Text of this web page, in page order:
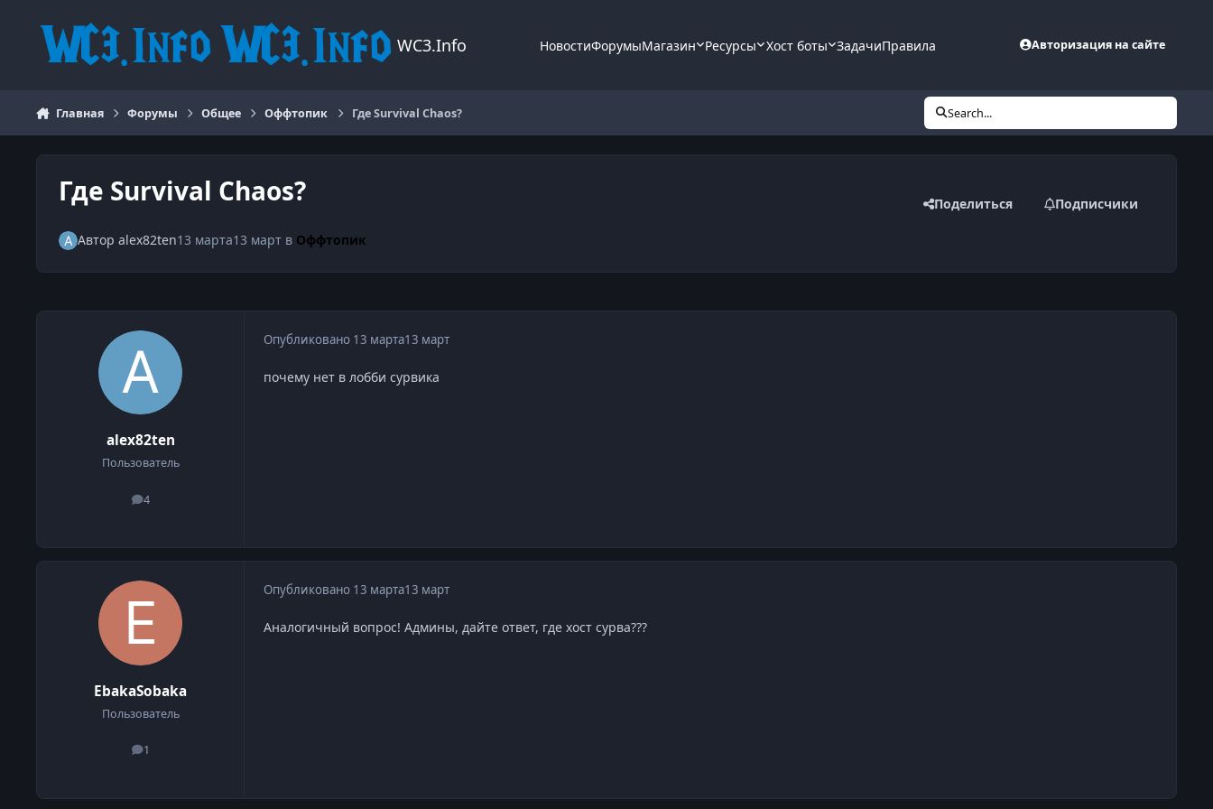
WC3.Info НовостиФорумыМагазин Ресурсы Хост боты ЗадачиПравила Авторизация на сайте
Главная Форумы Общее Оффтопик Где Survival Chaos? Search...
Где Survival Chaos? Поделиться Подписчики
Автор alex82ten13 марта13 мартв Оффтопик
alex82ten
Пользователь
4
сообщения
Опубликовано 13 марта13 март
почему нет в лобби сурвика
EbakaSobaka
Пользователь
1
сообщения
Опубликовано 13 марта13 март
Аналогичный вопрос! Админы, дайте ответ, где хост сурва???